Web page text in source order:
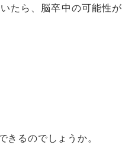
たら、脳卒中の可能性が
きるのでしょうか。